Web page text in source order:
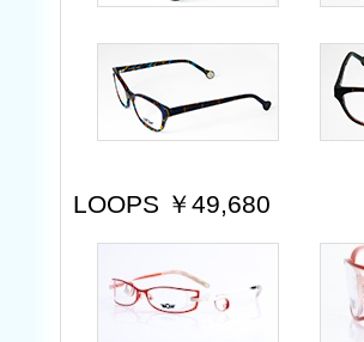
LOOPS ￥49,680